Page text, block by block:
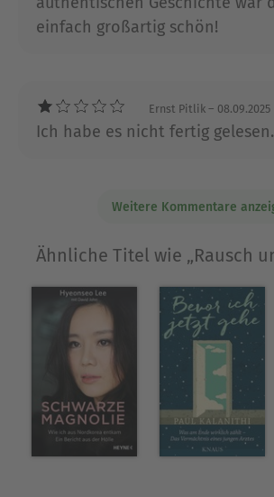
einfach großartig schön!
Ernst Pitlik – 08.09.2025
Ich habe es nicht fertig
Weitere Kommentare
Ähnliche Titel wie „Rausch